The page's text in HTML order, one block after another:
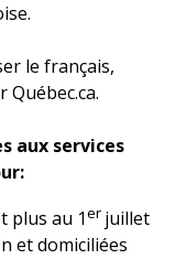
le français,
Québec.ca.
aux services
plus au 1er juillet
et domiciliées